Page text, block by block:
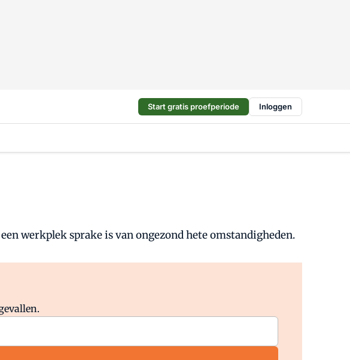
Start gratis proefperiode Inloggen
werkplek sprake is van ongezond hete omstandigheden.